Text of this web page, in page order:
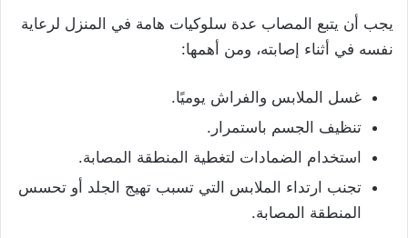
يجب أن يتبع المصاب عدة سلوكيات هامة في المنزل لرعاية
نفسه في أثناء إصابته، ومن أهمها:
غسل الملابس والفراش يوميًا.
تنظيف الجسم باستمرار.
استخدام الضمادات لتغطية المنطقة المصابة.
تجنب ارتداء الملابس التي تسبب تهيج الجلد أو تحسس
المنطقة المصابة.